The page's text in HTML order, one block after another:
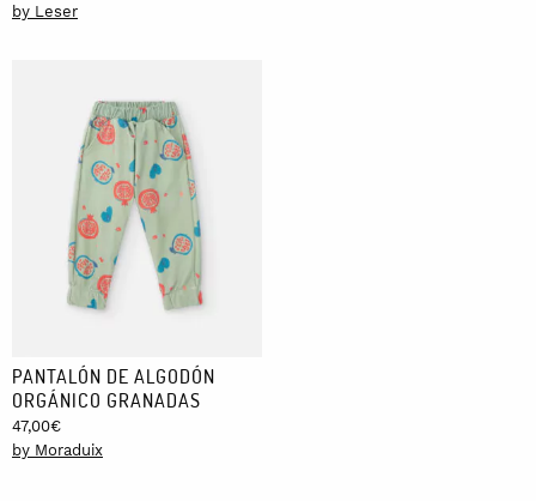
by Leser
PANTALÓN DE ALGODÓN
ORGÁNICO GRANADAS
47,00€
by Moraduix